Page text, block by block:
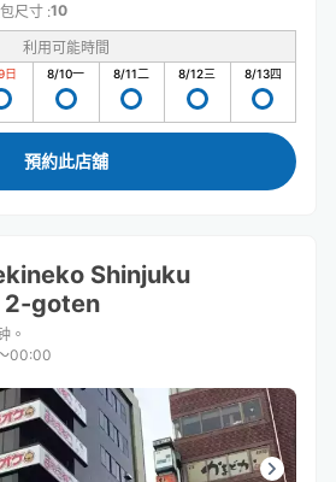
尺寸 :10
利用可能時間
日 8/10一 8/11二 8/12三 8/13四
預約此店舖
Shinjuku
2-goten
。
00:00